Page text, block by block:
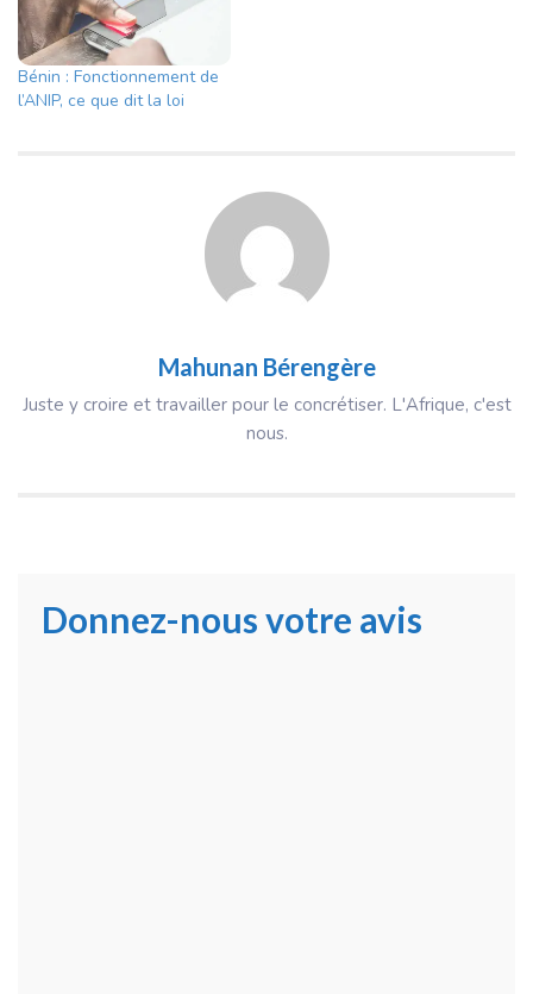
Bénin : Fonctionnement de
l’ANIP, ce que dit la loi
Mahunan Bérengère
Juste y croire et travailler pour le concrétiser. L'Afrique, c'est
nous.
Donnez-nous votre avis